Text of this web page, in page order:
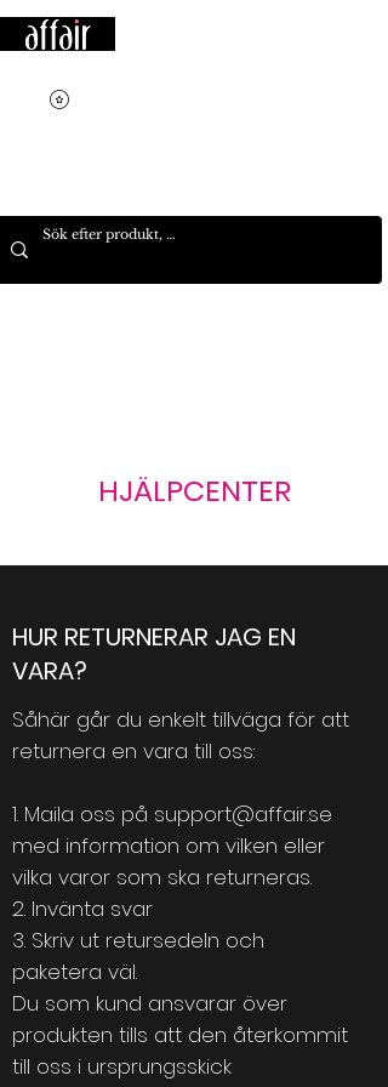
HJÄLPCENTER
HUR RETURNERAR JAG EN
VARA?
Såhär går du enkelt tillväga för att
returnera en vara till oss:
1. Maila oss på support@affair.se
med information om vilken eller
vilka varor som ska returneras.
2. Invänta svar
3. Skriv ut retursedeln och
paketera väl.
Du som kund ansvarar över
produkten tills att den återkommit
till oss i ursprungsskick